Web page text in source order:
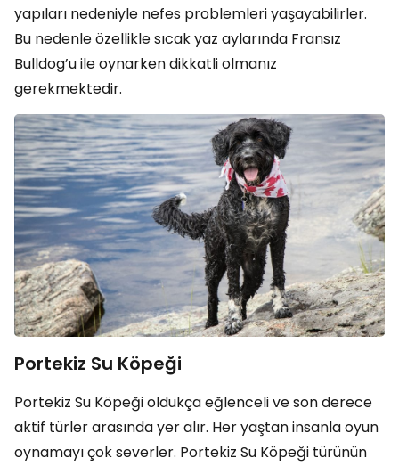
yapıları nedeniyle nefes problemleri yaşayabilirler.
Bu nedenle özellikle sıcak yaz aylarında Fransız
Bulldog’u ile oynarken dikkatli olmanız
gerekmektedir.
Portekiz Su Köpeği
Portekiz Su Köpeği oldukça eğlenceli ve son derece
aktif türler arasında yer alır. Her yaştan insanla oyun
oynamayı çok severler. Portekiz Su Köpeği türünün